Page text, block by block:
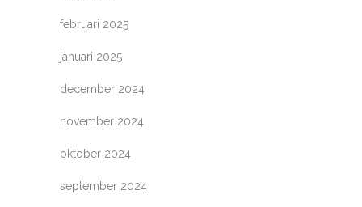
februari 2025
januari 2025
december 2024
november 2024
oktober 2024
september 2024